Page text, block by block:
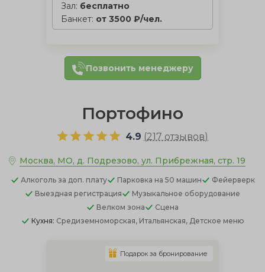
Зал: бесплатно
Банкет: от 3500 ₽/чел.
Позвонить менеджеру
Портофино
4.9 (217 отзывов)
Москва, МО, д. Подрезово, ул. Прибрежная, стр. 19
Алкоголь за доп. плату Парковка на 50 машин
Фейерверк
Выездная регистрация
Музыкальное оборудование
Велком зона
Сцена
Кухня: Средиземноморская, Итальянская, Детское меню
Подарок за бронирование